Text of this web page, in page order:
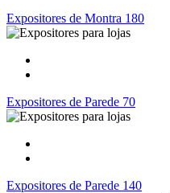
Expositores de Montra 180
Expositores de Parede 70
Expositores de Parede 140